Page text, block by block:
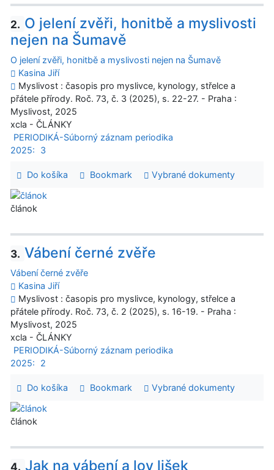
2. O jelení zvěři, honitbě a myslivosti
nejen na Šumavě
O jelení zvěři, honitbě a myslivosti nejen na Šumavě
Kasina Jiří
Myslivost : časopis pro myslivce, kynology, střelce a
přátele přírody. Roč. 73, č. 3 (2025), s. 22-27. - Praha :
Myslivost, 2025
xcla - ČLÁNKY
PERIODIKÁ-Súborný záznam periodika
2025:
3
Do košíka Bookmark Vybrané dokumenty
článok
3. Vábení černé zvěře
Vábení černé zvěře
Kasina Jiří
Myslivost : časopis pro myslivce, kynology, střelce a
přátele přírody. Roč. 73, č. 2 (2025), s. 16-19. - Praha :
Myslivost, 2025
xcla - ČLÁNKY
PERIODIKÁ-Súborný záznam periodika
2025:
2
Do košíka Bookmark Vybrané dokumenty
článok
4. Jak na vábení a lov lišek